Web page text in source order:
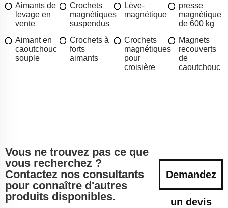
Aimants de
levage en
vente
Crochets
magnétiques
suspendus
Lève-
magnétique
presse
magnétique
de 600 kg
Aimant en
caoutchouc
souple
Crochets à
forts
aimants
Crochets
magnétiques
pour
croisière
Magnets
recouverts
de
caoutchouc
Vous ne trouvez pas ce que
vous recherchez ?
Contactez nos consultants
pour connaître d'autres
produits disponibles.
Demandez
un devis